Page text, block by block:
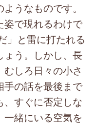
うなものです。
姿で現れるわけで
」と雷に打たれる
ょう。しかし、長
しろ日々の小さ
手の話を最後まで
すぐに否定しな
緒にいる空気を